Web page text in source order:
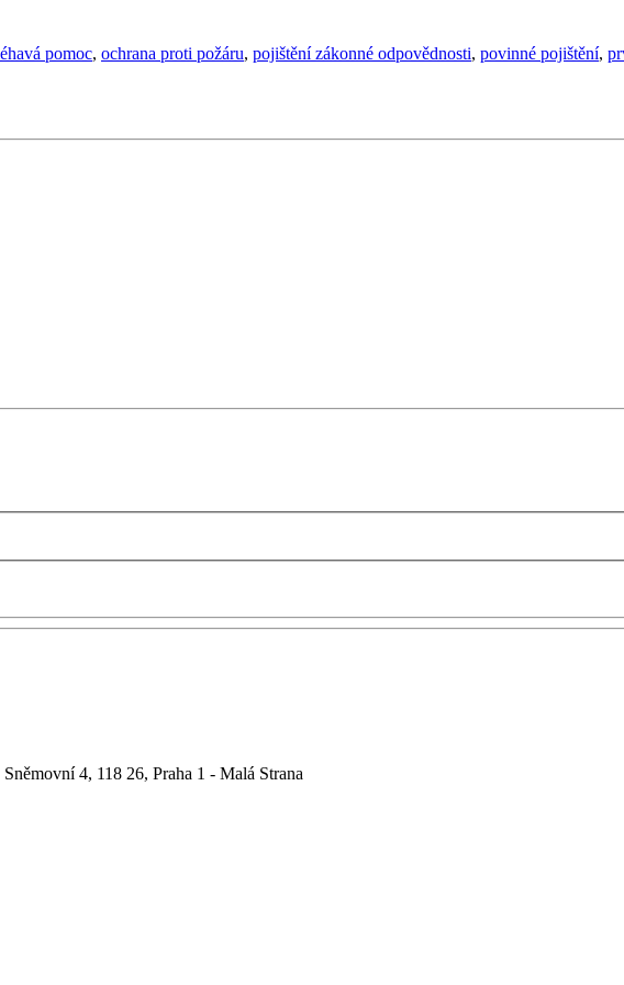
pomoc, ochrana proti požáru, pojištění zákonné odpovědnosti, povinné pojištění,
4, 118 26, Praha 1 - Malá Strana